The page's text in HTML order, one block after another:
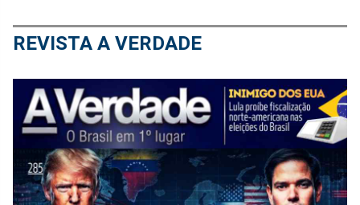
REVISTA A VERDADE